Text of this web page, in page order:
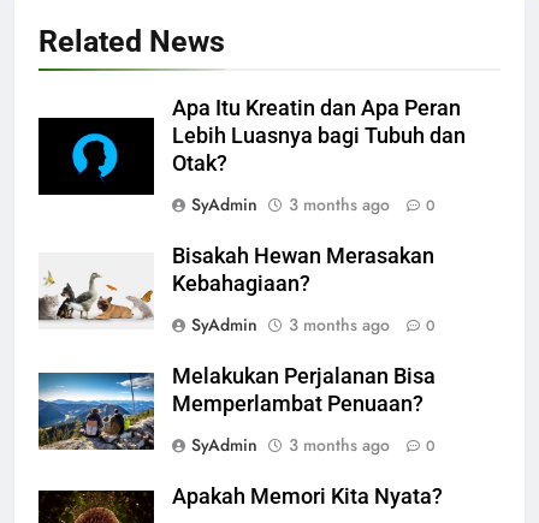
Related News
Apa Itu Kreatin dan Apa Peran
Lebih Luasnya bagi Tubuh dan
Otak?
SyAdmin
3 months ago 0
Bisakah Hewan Merasakan
Kebahagiaan?
SyAdmin
3 months ago 0
Melakukan Perjalanan Bisa
Memperlambat Penuaan?
SyAdmin
3 months ago 0
Apakah Memori Kita Nyata?